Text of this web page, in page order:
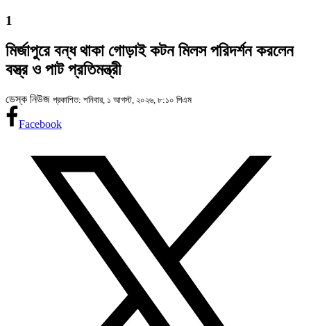
1
মির্জাপুরে বন্ধ থাকা গোড়াই কটন মিলস পরিদর্শন করলেন
বস্ত্র ও পাট প্রতিমন্ত্রী
ডেস্ক নিউজ প্রকাশিত: শনিবার, ১ আগস্ট, ২০২৬, ৮:১০ পিএম
Facebook